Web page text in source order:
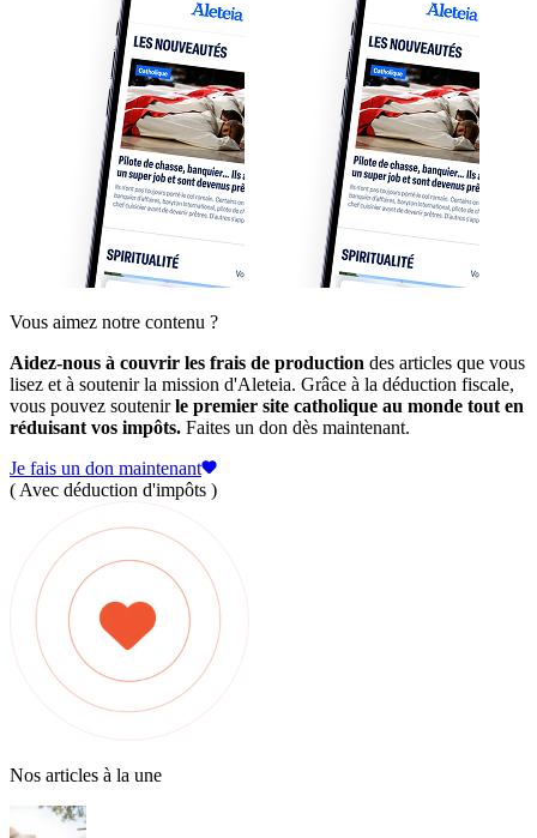
Vous aimez notre contenu ?
Aidez-nous à couvrir les frais de production des articles que vous
lisez et à soutenir la mission d'Aleteia. Grâce à la déduction fiscale,
vous pouvez soutenirle premier site catholique au monde tout en
réduisant vos impôts. Faites un don dès maintenant.
Je fais un don maintenant
( Avec déduction d'impôts )
Nos articles à la une